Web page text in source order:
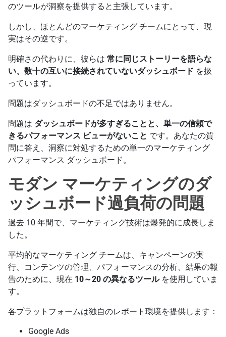
のツールが洞察を提供すると主張しています。
しかし、ほとんどのマーケティング チームにとって、現
実はその逆です。
明確さの代わりに、彼らは 常に同じストーリーを語らな
い、数十の互いに接続されていないダッシュボード を扱
っています。
問題はダッシュボードの不足ではありません。
問題は ダッシュボードが多すぎることと、単一の信頼で
きるパフォーマンス ビューがないこと です。あなたの質
問に答え、洞察に対処するための単一のマーケティング
パフォーマンス ダッシュボード。
モダン マーケティングのダ
ッシュボード過負荷の問題
過去 10 年間で、マーケティング技術は爆発的に成長しま
した。
平均的なマーケティング チームは、キャンペーンの実
行、コンテンツの管理、パフォーマンスの分析、結果の報
告のために、現在 10～20 の異なるツールを使用していま
す。
各プラットフォームは独自のレポート環境を提供します：
Google Ads